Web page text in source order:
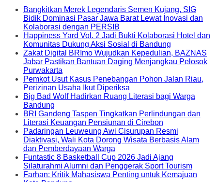
Bangkitkan Merek Legendaris Semen Kujang, SIG
Bidik Dominasi Pasar Jawa Barat Lewat Inovasi dan
Kolaborasi dengan PERSIB
Happiness Yard Vol. 2 Jadi Bukti Kolaborasi Hotel dan
Komunitas Dukung Aksi Sosial di Bandung
Zakat Digital BRImo Wujudkan Kepedulian, BAZNAS
Jabar Pastikan Bantuan Daging Menjangkau Pelosok
Purwakarta
Pemkot Usut Kasus Penebangan Pohon Jalan Riau,
Perizinan Usaha Ikut Diperiksa
Big Bad Wolf Hadirkan Ruang Literasi bagi Warga
Bandung
BRI Gandeng Taspen Tingkatkan Perlindungan dan
Literasi Keuangan Pensiunan di Cirebon
Padaringan Leuweung Awi Cisurupan Resmi
Diaktivasi, Wali Kota Dorong Wisata Berbasis Alam
dan Pemberdayaan Warga
Funtastic 8 Basketball Cup 2026 Jadi Ajang
Silaturahmi Alumni dan Penggerak Sport Tourism
Farhan: Kritik Mahasiswa Penting untuk Kemajuan